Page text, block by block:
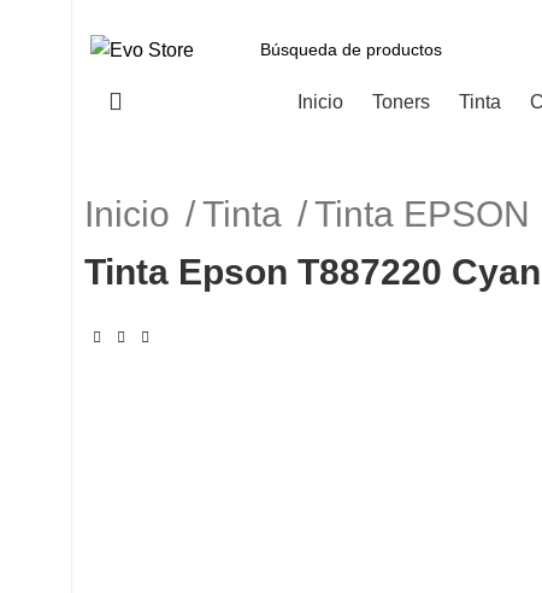
Inicio Toners Tinta
Inicio Tinta
Tinta EPSON
Tinta Epson T887220